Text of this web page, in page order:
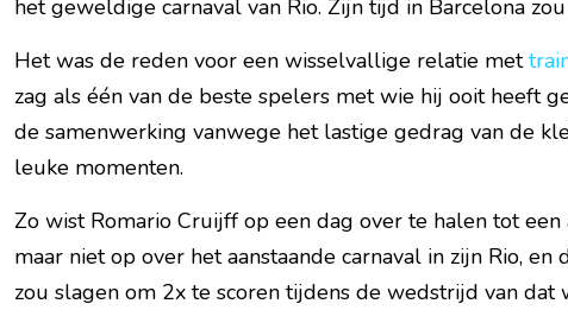
het geweldige carnaval van Rio. Zijn tijd in Barcelona
Het was de reden voor een wisselvallige relatie met
zag als één van de beste spelers met wie hij ooit heeft
de samenwerking vanwege het lastige gedrag van de
leuke momenten.
Zo wist Romario Cruijff op een dag over te halen tot
maar niet op over het aanstaande carnaval in zijn Rio,
zou slagen om 2x te scoren tijdens de wedstrijd van